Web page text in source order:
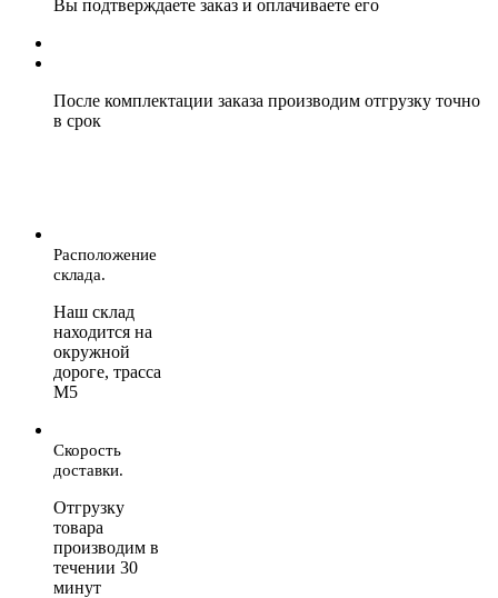
Вы подтверждаете заказ и оплачиваете его
После комплектации заказа производим отгрузку точно
в срок
Расположение
склада.
Наш склад
находится на
окружной
дороге, трасса
М5
Скорость
доставки.
Отгрузку
товара
производим в
течении 30
минут